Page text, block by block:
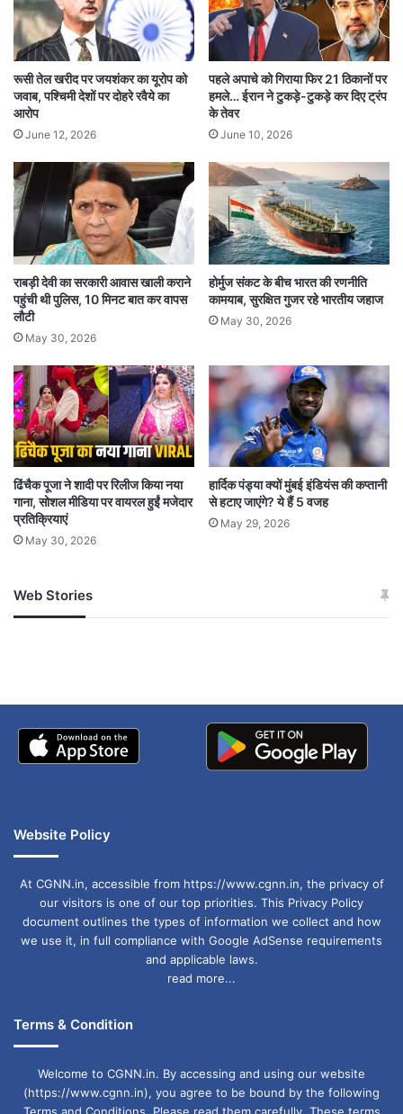
PoliceOfficerArrested अवैध गतिविधि
कानून और व्यवस्था ड्रग तस्करी
ड्रग्स तस्कर गिरफ्तार पुलिस अधिकारी गिरफ्तार
रूसी तेल खरीद पर जयशंकर का यूरोप को
जवाब, पश्चिमी देशों पर दोहरे रवैये का
आरोप
June 12, 2026
पहले अपाचे को गिराया फिर 21 ठिकानों पर
हमले… ईरान ने टुकड़े-टुकड़े कर दिए ट्रंप
के तेवर
June 10, 2026
राबड़ी देवी का सरकारी आवास खाली कराने
पहुंची थी पुलिस, 10 मिनट बात कर वापस
लौटी
May 30, 2026
होर्मुज संकट के बीच भारत की रणनीति
कामयाब, सुरक्षित गुजर रहे भारतीय जहाज
May 30, 2026
ढिंचैक पूजा ने शादी पर रिलीज किया नया
गाना, सोशल मीडिया पर वायरल हुईं मजेदार
प्रतिक्रियाएं
May 30, 2026
हार्दिक पंड्या क्यों मुंबई इंडियंस की कप्तानी
से हटाए जाएंगे? ये हैं 5 वजह
May 29, 2026
Web Stories
जम्मू-कश्मीर में बारिश से
अपडेट
खाई में धक्का… आरोपियों ने
Website Policy
At CGNN.in, accessible from https://www.cgnn.in, the privacy of
our visitors is one of our top priorities. This Privacy Policy
document outlines the types of information we collect and how
we use it, in full compliance with Google AdSense requirements
and applicable laws.
read more...
Terms & Condition
Welcome to CGNN.in. By accessing and using our website
(https://www.cgnn.in), you agree to be bound by the following
Terms and Conditions. Please read them carefully. These terms